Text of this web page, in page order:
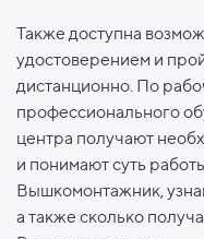
Также доступна
удостоверением и
дистанционно. По
профессионального
центра получают
и понимают суть
Вышкомонтажник,
а также сколько